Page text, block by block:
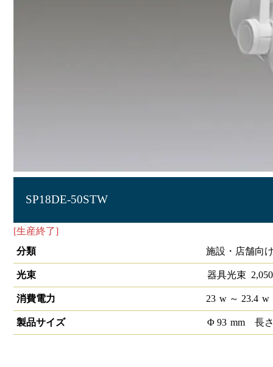
SP18DE-50STW
[生産終了]
分類
施設・店舗向
光束 器具光束 2,050
消費電力 23 w～ 23.4 w
製品サイズ Φ 93 mm 長